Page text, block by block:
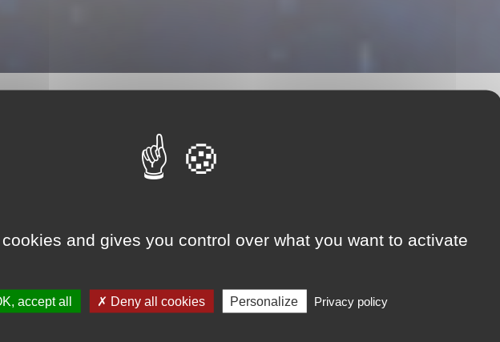
le set 30081 Skeleton Chopper
and gives you control over what you want to activate
accept all Deny all cookies Personalize Privacy policy